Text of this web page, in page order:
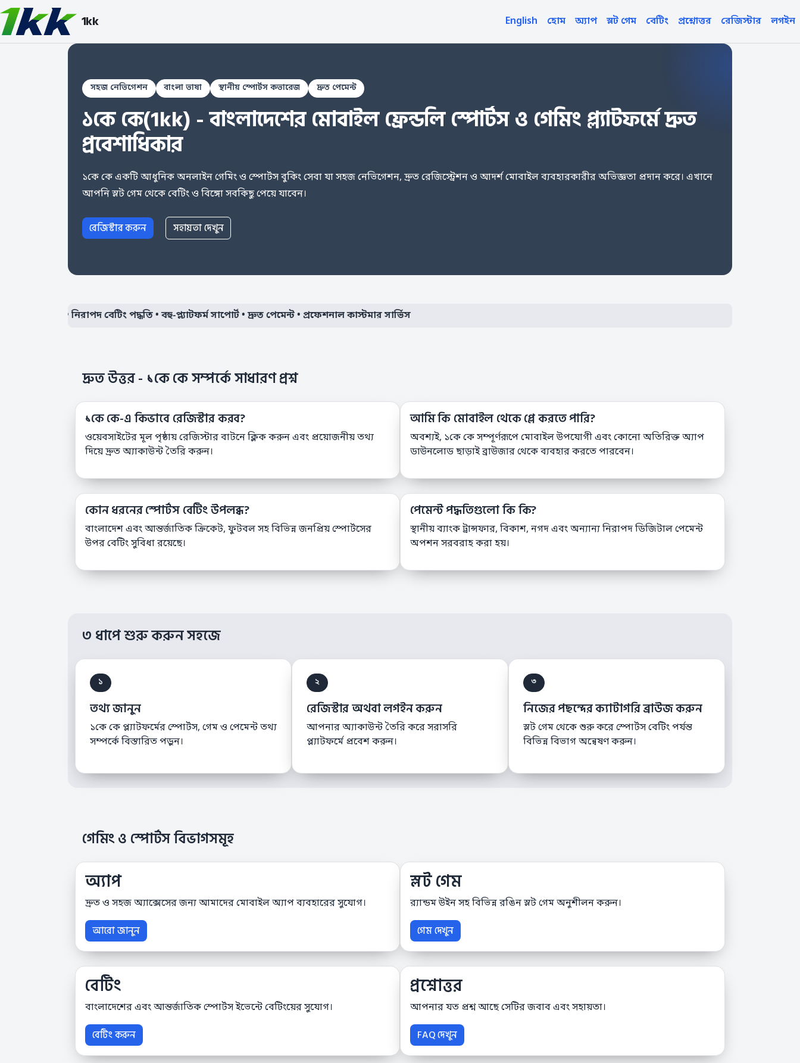
1kk English হোম অ্যাপ স্লট গেম বেটিং প্রশ্নোত্তর রেজিস্টার লগইন
সহজ নেভিগেশন বাংলা ভাষা স্থানীয় স্পোর্টস কভারেজ দ্রুত পেমেন্ট
১কে কে(1kk) - বাংলাদেশের মোবাইল ফ্রেন্ডলি স্পোর্টস ও গেমিং প্ল্যাটফর্মে দ্রুত
প্রবেশাধিকার
১কে কে একটি আধুনিক অনলাইন গেমিং ও স্পোর্টস বুকিং সেবা যা সহজ নেভিগেশন, দ্রুত রেজিস্ট্রেশন ও আদর্শ মোবাইল ব্যবহারকারীর অভিজ্ঞতা প্রদান করে। এখানে
আপনি স্লট গেম থেকে বেটিং ও বিঙ্গো সবকিছু পেয়ে যাবেন।
রেজিস্টার করুন সহায়তা দেখুন
স্পোর্টস • নিরাপদ বেটিং পদ্ধতি • বহু-প্ল্যাটফর্ম সাপোর্ট • দ্রুত পেমেন্ট • প্রফেশনাল কাস্টমার সার্ভিস
দ্রুত উত্তর - ১কে কে সম্পর্কে সাধারণ প্রশ্ন
১কে কে-এ কিভাবে রেজিস্টার করব?
ওয়েবসাইটের মূল পৃষ্ঠায় রেজিস্টার বাটনে ক্লিক করুন এবং প্রয়োজনীয় তথ্য
দিয়ে দ্রুত অ্যাকাউন্ট তৈরি করুন।
আমি কি মোবাইল থেকে প্লে করতে পারি?
অবশ্যই, ১কে কে সম্পূর্ণরূপে মোবাইল উপযোগী এবং কোনো অতিরিক্ত অ্যাপ
ডাউনলোড ছাড়াই ব্রাউজার থেকে ব্যবহার করতে পারবেন।
কোন ধরনের স্পোর্টস বেটিং উপলব্ধ?
বাংলাদেশ এবং আন্তর্জাতিক ক্রিকেট, ফুটবল সহ বিভিন্ন জনপ্রিয় স্পোর্টসের
উপর বেটিং সুবিধা রয়েছে।
পেমেন্ট পদ্ধতিগুলো কি কি?
স্থানীয় ব্যাংক ট্রান্সফার, বিকাশ, নগদ এবং অন্যান্য নিরাপদ ডিজিটাল পেমেন্ট
অপশন সরবরাহ করা হয়।
৩ ধাপে শুরু করুন সহজে
১
তথ্য জানুন
১কে কে প্ল্যাটফর্মের স্পোর্টস, গেম ও পেমেন্ট তথ্য
সম্পর্কে বিস্তারিত পড়ুন।
২
রেজিস্টার অথবা লগইন করুন
আপনার অ্যাকাউন্ট তৈরি করে সরাসরি
প্ল্যাটফর্মে প্রবেশ করুন।
৩
নিজের পছন্দের ক্যাটাগরি ব্রাউজ করুন
স্লট গেম থেকে শুরু করে স্পোর্টস বেটিং পর্যন্ত
বিভিন্ন বিভাগ অন্বেষণ করুন।
গেমিং ও স্পোর্টস বিভাগসমূহ
অ্যাপ
দ্রুত ও সহজ অ্যাক্সেসের জন্য আমাদের মোবাইল অ্যাপ ব্যবহারের সুযোগ।
আরো জানুন
স্লট গেম
র‌্যান্ডম উইন সহ বিভিন্ন রঙিন স্লট গেম অনুশীলন করুন।
গেম দেখুন
বেটিং
বাংলাদেশের এবং আন্তর্জাতিক স্পোর্টস ইভেন্টে বেটিংয়ের সুযোগ।
বেটিং করুন
প্রশ্নোত্তর
আপনার যত প্রশ্ন আছে সেটির জবাব এবং সহায়তা।
FAQ দেখুন